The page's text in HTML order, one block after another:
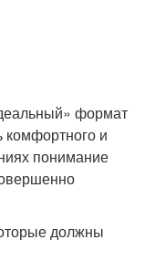
формат
комфортного и
понимание
должны